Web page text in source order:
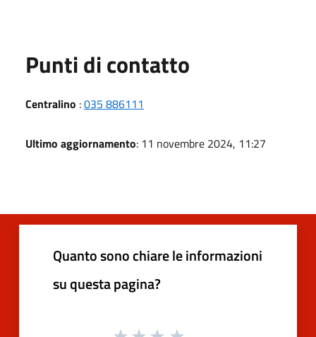
Punti di contatto
Centralino :035 886111
Ultimo aggiornamento: 11 novembre 2024, 11:27
Quanto sono chiare le informazioni
su questa pagina?